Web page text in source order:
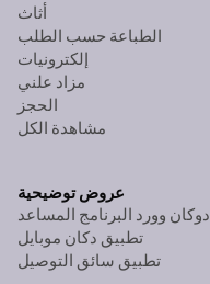
أثاث
الطباعة حسب الطلب
إلكترونيات
مزاد علني
الحجز
مشاهدة الكل
عروض توضيحية
دوكان وورد البرنامج المساعد
تطبيق دكان موبايل
تطبيق سائق التوصيل